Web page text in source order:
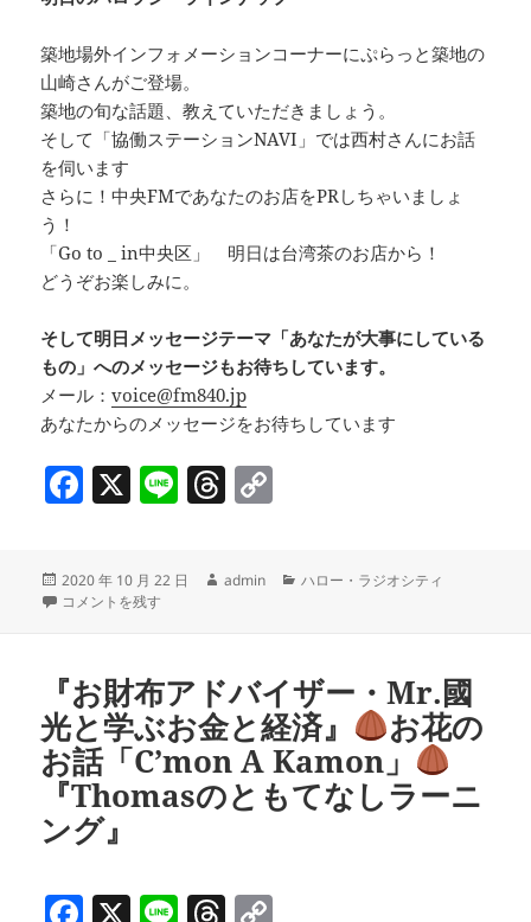
築地場外インフォメーションコーナーにぷらっと築地の
山崎さんがご登場。
築地の旬な話題、教えていただきましょう。
そして「協働ステーションNAVI」では西村さんにお話
を伺います
さらに！中央FMであなたのお店をPRしちゃいましょ
う！
「Go to _ in中央区」 明日は台湾茶のお店から！
どうぞお楽しみに。
そして明日メッセージテーマ「あなたが大事にしている
もの」へのメッセージもお待ちしています。
メール：voice@fm840.jp
あなたからのメッセージをお待ちしています
F
c
e
o
o
k
X Li
e
T
a
s
y
n
k
投
稿
2020 年 10 月 22 日
作
admin
カ
ハロー・ラジオシティ
本とアートとcoffeeと ”煌めきのペンフェア〜秋編〜”
コメントを残す
『お財布アドバイザー・Mr.國
光と学ぶお金と経済』
お花の
お話「C’mon A Kamon」
『Thomasのともてなしラーニ
ング』